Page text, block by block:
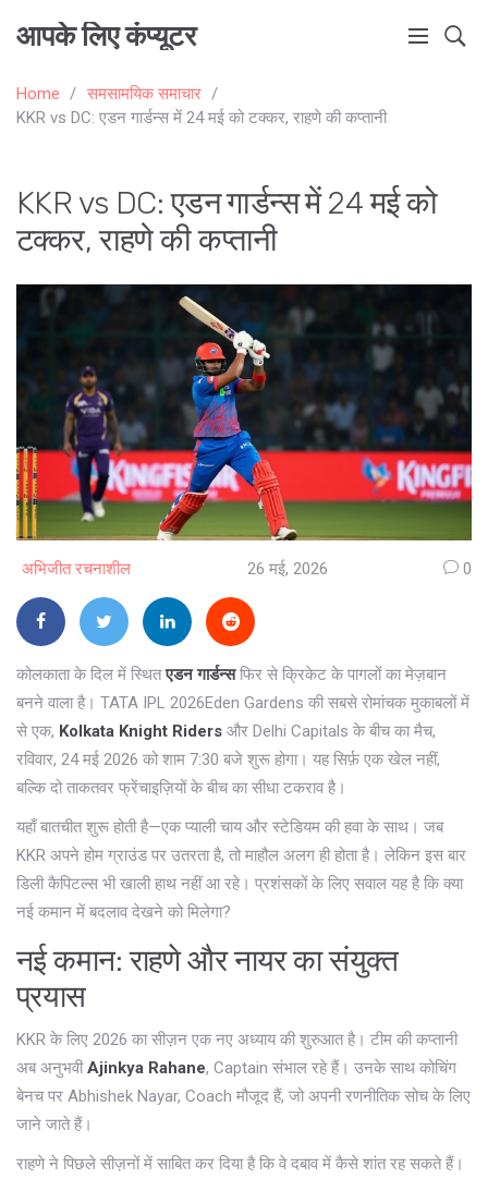
आपके लिए कंप्यूटर
Home
समसामयिक समाचार
KKR vs DC: एडन गार्डन्स में 24 मई को टक्कर, राहणे की कप्तानी
KKR vs DC: एडन गार्डन्स में 24 मई को
टक्कर, राहणे की कप्तानी
अभिजीत रचनाशील 26 मई, 2026 0
कोलकाता के दिल में स्थितएडन गार्डन्सफिर से क्रिकेट के पागलों का मेज़बान
बनने वाला है। TATA IPL 2026Eden Gardens की सबसे रोमांचक मुकाबलों में
से एक, Kolkata Knight Riders और Delhi Capitals के बीच का मैच,
रविवार, 24 मई 2026 को शाम 7:30 बजे शुरू होगा। यह सिर्फ़ एक खेल नहीं,
बल्कि दो ताकतवर फ्रेंचाइज़ियों के बीच का सीधा टकराव है।
यहाँ बातचीत शुरू होती है—एक प्याली चाय और स्टेडियम की हवा के साथ। जब
KKR अपने होम ग्राउंड पर उतरता है, तो माहौल अलग ही होता है। लेकिन इस बार
डिली कैपिटल्स भी खाली हाथ नहीं आ रहे। प्रशंसकों के लिए सवाल यह है कि क्या
नई कमान में बदलाव देखने को मिलेगा?
नई कमान: राहणे और नायर का संयुक्त
प्रयास
KKR के लिए 2026 का सीज़न एक नए अध्याय की शुरुआत है। टीम की कप्तानी
अब अनुभवीAjinkya Rahane, Captain संभाल रहे हैं। उनके साथ कोचिंग
बेनच पर Abhishek Nayar, Coach मौजूद हैं, जो अपनी रणनीतिक सोच के लिए
जाने जाते हैं।
राहणे ने पिछले सीज़नों में साबित कर दिया है कि वे दबाव में कैसे शांत रह सकते हैं।